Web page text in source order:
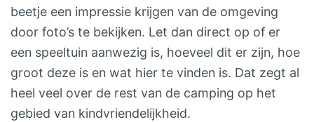
beetje een impressie krijgen van de omgeving
door foto’s te bekijken. Let dan direct op of er
een speeltuin aanwezig is, hoeveel dit er zijn, hoe
groot deze is en wat hier te vinden is. Dat zegt al
heel veel over de rest van de camping op het
gebied van kindvriendelijkheid.